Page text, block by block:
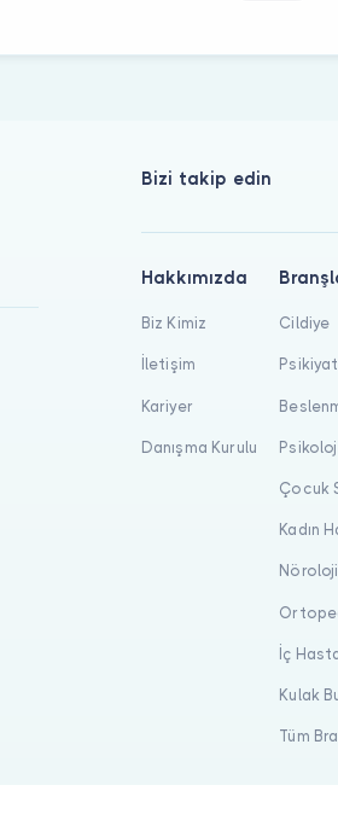
Bizi takip edin
Hakkımızda
Biz Kimiz
İletişim
Kariyer
Danışma Kurulu
Cildiye
Çocuk
Kadın
Nöroloji
İç
Kulak
Tüm